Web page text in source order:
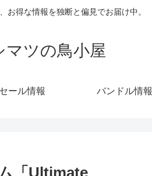
お得な情報を独断と偏見でお届け中。
マツの鳥小屋
セール情報 バンドル情報
「Ultimate